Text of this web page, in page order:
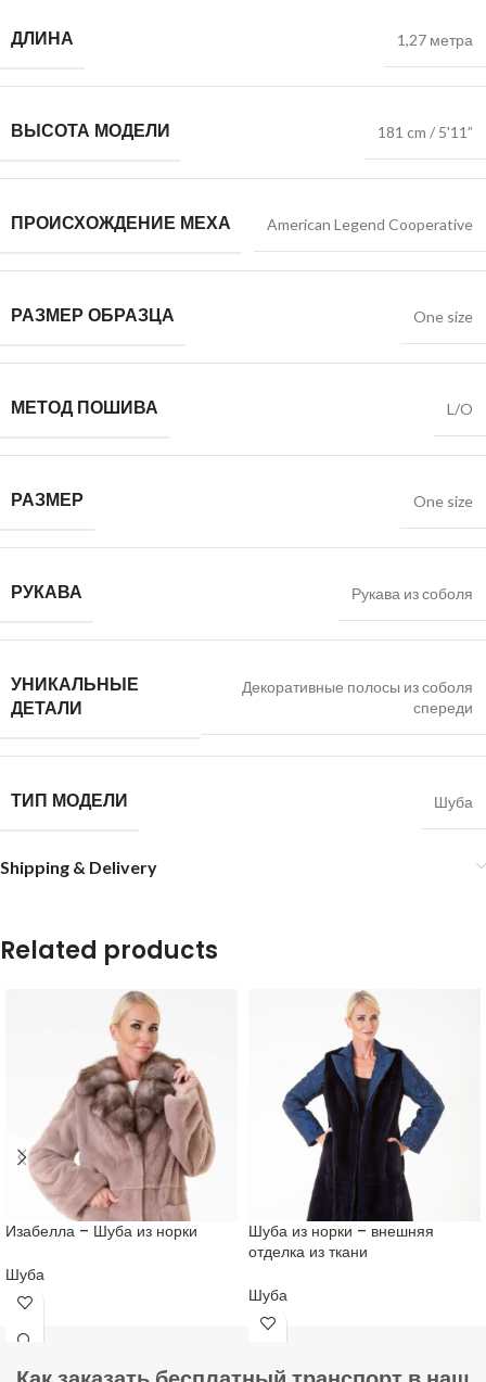
ДЛИНА 1,27 метра
ВЫСОТА МОДЕЛИ 181 cm / 5'11”
ПРОИСХОЖДЕНИЕ МЕХА American Legend Cooperative
РАЗМЕР ОБРАЗЦА One size
МЕТОД ПОШИВА L/O
РАЗМЕР One size
РУКАВА Рукава из соболя
УНИКАЛЬНЫЕ
ДЕТАЛИ
Декоративные полосы из соболя
спереди
ТИП МОДЕЛИ Шуба
Shipping & Delivery
Related products
Изабелла – Шуба из норки
Шуба
Шуба из норки – внешняя
отделка из ткани
Шуба